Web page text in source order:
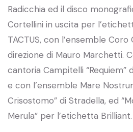
Radicchia ed il disco
Cortellini in uscita per
TACTUS, con l’ensemble
direzione di Mauro Marchetti.
cantoria Campitelli “Requiem”
e con l’ensemble Mare
Crisostomo” di Stradella, ed
Merula” per l’etichetta Brilliant.